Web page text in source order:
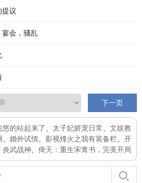
提议
会，骚乱
下一页
的站起来了 太子妃娇宠日常
文娱教
婚外试情 影视烽火之我有装备栏
开
炎武战神 倚天：重生宋青书，完美开局